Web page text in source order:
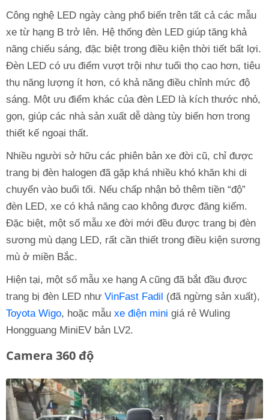
Công nghệ LED ngày càng phổ biến trên tất cả các mẫu
xe từ hạng B trở lên. Hệ thống đèn LED giúp tăng khả
năng chiếu sáng, đặc biệt trong điều kiện thời tiết bất lợi.
Đèn LED có ưu điểm vượt trội như tuổi thọ cao hơn, tiêu
thụ năng lượng ít hơn, có khả năng điều chỉnh mức độ
sáng. Một ưu điểm khác của đèn LED là kích thước nhỏ,
gọn, giúp các nhà sản xuất dễ dàng tùy biến hơn trong
thiết kế ngoại thất.
Nhiều người sở hữu các phiên bản xe đời cũ, chỉ được
trang bị đèn halogen đã gặp khá nhiều khó khăn khi di
chuyển vào buổi tối. Nếu chấp nhận bỏ thêm tiền “độ”
đèn LED, xe có khả năng cao không được đăng kiểm.
Đặc biệt, một số mẫu xe đời mới đều được trang bị đèn
sương mù dạng LED, rất cần thiết trong điều kiện sương
mù ở miền Bắc.
Hiện tại, một số mẫu xe hạng A cũng đã bắt đầu được
trang bị đèn LED như VinFast Fadil (đã ngừng sản xuất),
Toyota Wigo, hoặc mẫu xe điện mini giá rẻ Wuling
Hongguang MiniEV bản LV2.
Camera 360 độ